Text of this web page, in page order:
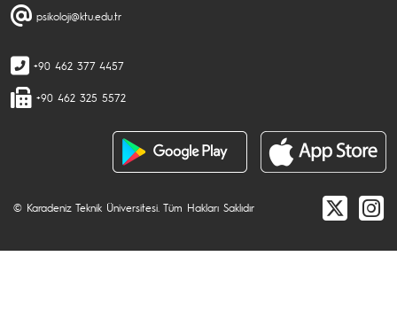
psikoloji@ktu.edu.tr
+90 462 377 4457
+90 462 325 5572
© Karadeniz Teknik Üniversitesi. Tüm Hakları Saklıdır